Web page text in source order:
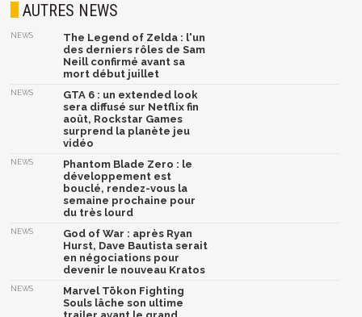
AUTRES NEWS
NEWS
The Legend of Zelda : l'un
des derniers rôles de Sam
Neill confirmé avant sa
mort début juillet
NEWS
GTA 6 : un extended look
sera diffusé sur Netflix fin
août, Rockstar Games
surprend la planète jeu
vidéo
NEWS
Phantom Blade Zero : le
développement est
bouclé, rendez-vous la
semaine prochaine pour
du très lourd
NEWS
God of War : après Ryan
Hurst, Dave Bautista serait
en négociations pour
devenir le nouveau Kratos
NEWS
Marvel Tōkon Fighting
Souls lâche son ultime